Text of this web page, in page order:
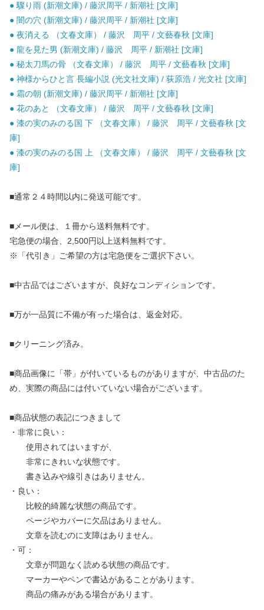
● 驟り雨 (新潮文庫) / 藤沢周平 / 新潮社 [文庫]
● 闇の穴 (新潮文庫) / 藤沢周平 / 新潮社 [文庫]
● 夜消える （文春文庫） / 藤沢 周平 / 文藝春秋 [文庫]
● 龍を見た男 (新潮文庫) / 藤沢 周平 / 新潮社 [文庫]
● 秘太刀馬の骨 （文春文庫） / 藤沢 周平 / 文藝春秋 [文庫]
● 神様からひと言 長編小説 (光文社文庫) / 荻原浩 / 光文社 [文庫]
● 霜の朝 (新潮文庫) / 藤沢周平 / 新潮社 [文庫]
● 花のあと （文春文庫） / 藤沢 周平 / 文藝春秋 [文庫]
● 漆の実のみのる国 下 （文春文庫） / 藤沢 周平 / 文藝春秋 [文
庫]
● 漆の実のみのる国 上 （文春文庫） / 藤沢 周平 / 文藝春秋 [文
庫]
■通常２４時間以内に発送可能です。
■メール便は、１冊から送料無料です。
宅急便の場合、2,500円以上送料無料です。
※「代引き」ご希望の方は宅急便をご選択下さい。
■中古品ではございますが、良好なコンディションです。
■万が一品質に不備が有った場合は、返金対応。
■クリーニング済み。
■商品画像に「帯」が付いているものがありますが、中古品のた
め、実際の商品には付いていない場合がございます。
■商品状態の表記につきまして
・非常に良い：
使用されてはいますが、
非常にきれいな状態です。
書き込みや線引きはありません。
・良い：
比較的綺麗な状態の商品です。
ページやカバーに欠品はありません。
文章を読むのに支障はありません。
・可：
文章が問題なく読める状態の商品です。
マーカーやペンで書込があることがあります。
商品の痛みがある場合があります。